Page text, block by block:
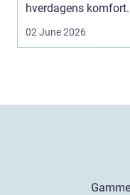
hverdagens komfort. I
en by som Aarhus, h...
02 June 2026